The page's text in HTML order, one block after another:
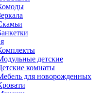
детские
комнаты
для новорожденных